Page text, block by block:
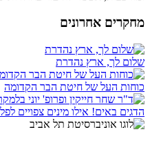
מחקרים אחרונים
שלום לך, ארץ נהדרת
כוחות העל של חיטת הבר הקדומה
הדגים באים! אילו מינים צפויים